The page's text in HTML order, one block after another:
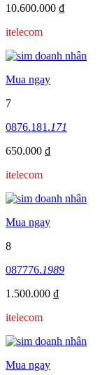
10.600.000 ₫
itelecom
Mua ngay
7
0876.181.171
650.000 ₫
itelecom
Mua ngay
8
087776.1989
1.500.000 ₫
itelecom
Mua ngay